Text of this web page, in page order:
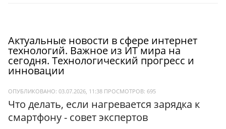
Актуальные новости в сфере интернет
технологий. Важное из ИТ мира на
сегодня. Технологический прогресс и
инновации
ОПУБЛИКОВАНО: 03.07.2026, 11:38 ПРОСМОТРОВ: 695
Что делать, если нагревается зарядка к
смартфону - совет экспертов